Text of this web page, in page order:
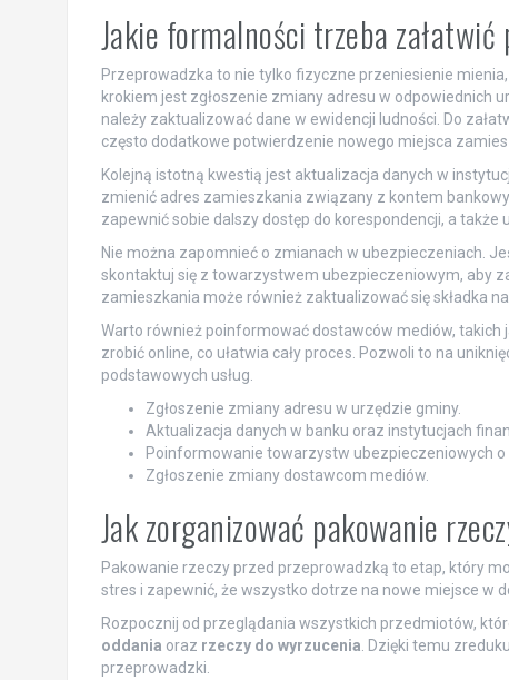
Jakie formalności trzeba
Przeprowadzka to nie tylko fizyczne przeniesienie
krokiem jest zgłoszenie zmiany adresu w odpowiednich
należy zaktualizować dane w ewidencji ludności. Do
często dodatkowe potwierdzenie nowego miejsca
Kolejną istotną kwestią jest aktualizacja danych w
zmienić adres zamieszkania związany z kontem
zapewnić sobie dalszy dostęp do korespondencji, a
Nie można zapomnieć o zmianach w ubezpieczeniach.
skontaktuj się z towarzystwem ubezpieczeniowym, aby
zamieszkania może również zaktualizować się składka
Warto również poinformować dostawców mediów, takich
zrobić online, co ułatwia cały proces. Pozwoli to na
podstawowych usług.
Zgłoszenie zmiany adresu w urzędzie gminy.
Aktualizacja danych w banku oraz instytucjach
Poinformowanie towarzystw ubezpieczeniowych o
Zgłoszenie zmiany dostawcom mediów.
Jak zorganizować pakowanie
Pakowanie rzeczy przed przeprowadzką to etap, który
stres i zapewnić, że wszystko dotrze na nowe miejsce w
Rozpocznij od przeglądania wszystkich przedmiotów,
oddania oraz rzeczy do wyrzucenia . Dzięki temu
przeprowadzki.